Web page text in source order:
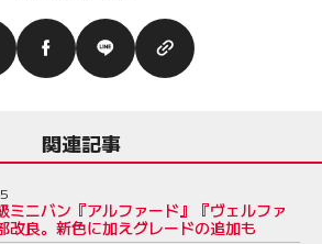
関連記事
ミニバン『アルファード』『ヴェルファ
改良。新色に加えグレードの追加も